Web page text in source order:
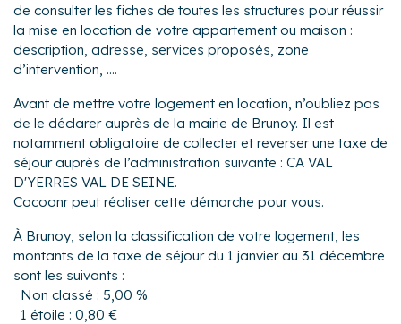
de consulter les fiches de toutes les structures pour réussir
la mise en location de votre appartement ou maison :
description, adresse, services proposés, zone
d’intervention, ....
Avant de mettre votre logement en location, n’oubliez pas
de le déclarer auprès de la mairie de Brunoy. Il est
notamment obligatoire de collecter et reverser une taxe de
séjour auprès de l’administration suivante : CA VAL
D'YERRES VAL DE SEINE.
Cocoonr peut réaliser cette démarche pour vous.
À Brunoy, selon la classification de votre logement, les
montants de la taxe de séjour du 1 janvier au 31 décembre
sont les suivants :
Non classé : 5,00 %
1 étoile : 0,80 €